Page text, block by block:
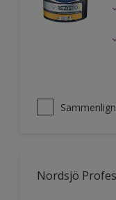
Nordsjö